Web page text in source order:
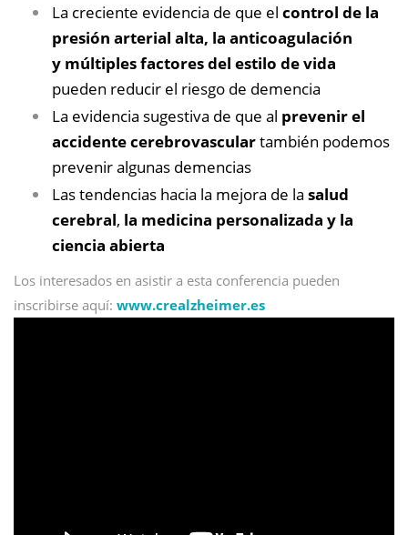
La creciente evidencia de que el control de la
presión arterial alta, la anticoagulación
y múltiples factores del estilo de vida
pueden reducir el riesgo de demencia
La evidencia sugestiva de que al prevenir el
accidente cerebrovasculartambién podemos
prevenir algunas demencias
Las tendencias hacia la mejora de la salud
cerebral, la medicina personalizada y la
ciencia abierta
Los interesados en asistir a esta conferencia pueden
inscribirse aquí: www.crealzheimer.es